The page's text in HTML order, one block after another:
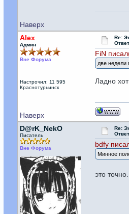
Наверх
Alex
Админ
Вне Форума
Настрочил: 11 595
Краснотурьинск
Re:
FiN
две недели
Ладно
Наверх
D@rK_NekO
Писатель
Вне Форума
Re:
bdfy
Минное
это